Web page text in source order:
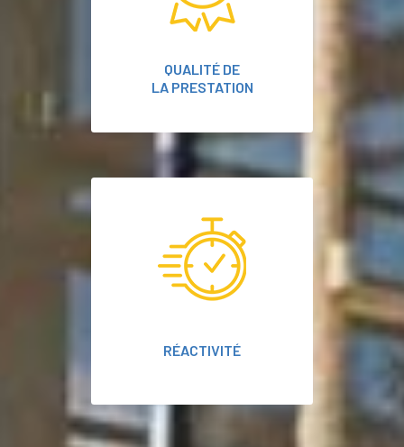
QUALITÉ DE
LA PRESTATION
RÉACTIVITÉ